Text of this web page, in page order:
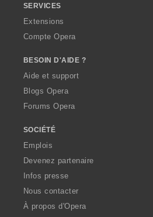
SERVICES
Extensions
Compte Opera
BESOIN D'AIDE ?
Aide et support
Blogs Opera
Forums Opera
SOCIÉTÉ
Emplois
Devenez partenaire
Infos presse
Nous contacter
À propos d'Opera